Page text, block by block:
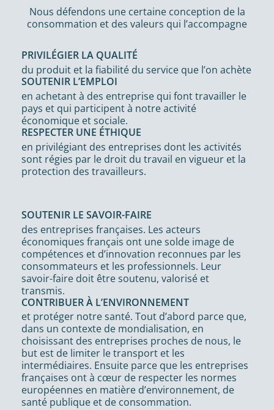
Nous défendons une certaine conception de la
consommation et des valeurs qui l’accompagne
PRIVILÉGIER LA QUALITÉ
du produit et la fiabilité du service que l’on achète
SOUTENIR L’EMPLOI
en achetant à des entreprise qui font travailler le
pays et qui participent à notre activité
économique et sociale.
RESPECTER UNE ÉTHIQUE
en privilégiant des entreprises dont les activités
sont régies par le droit du travail en vigueur et la
protection des travailleurs.
SOUTENIR LE SAVOIR-FAIRE
des entreprises françaises. Les acteurs
économiques français ont une solde image de
compétences et d’innovation reconnues par les
consommateurs et les professionnels. Leur
savoir-faire doit être soutenu, valorisé et
transmis.
CONTRIBUER À L’ENVIRONNEMENT
et protéger notre santé. Tout d’abord parce que,
dans un contexte de mondialisation, en
choisissant des entreprises proches de nous, le
but est de limiter le transport et les
intermédiaires. Ensuite parce que les entreprises
françaises ont à cœur de respecter les normes
européennes en matière d’environnement, de
santé publique et de consommation.